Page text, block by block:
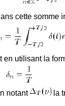
cette somme
en utilisant la
notant la